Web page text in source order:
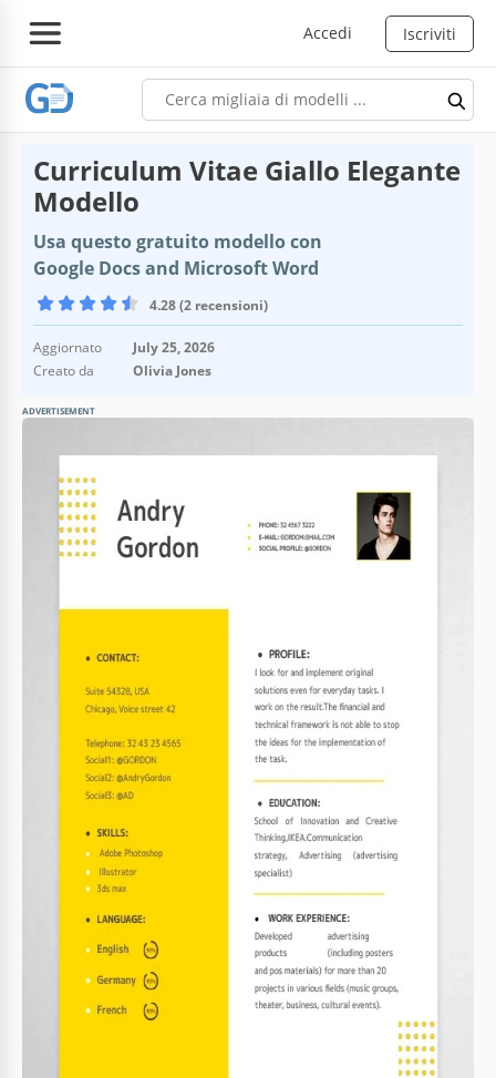
Accedi Iscriviti
Curriculum Vitae Giallo Elegante
Modello
Usa questo gratuito modello con
Google Docs and Microsoft Word
4.28 (2 recensioni)
Aggiornato
July 25, 2026
Creato da
Olivia Jones
ADVERTISEMENT